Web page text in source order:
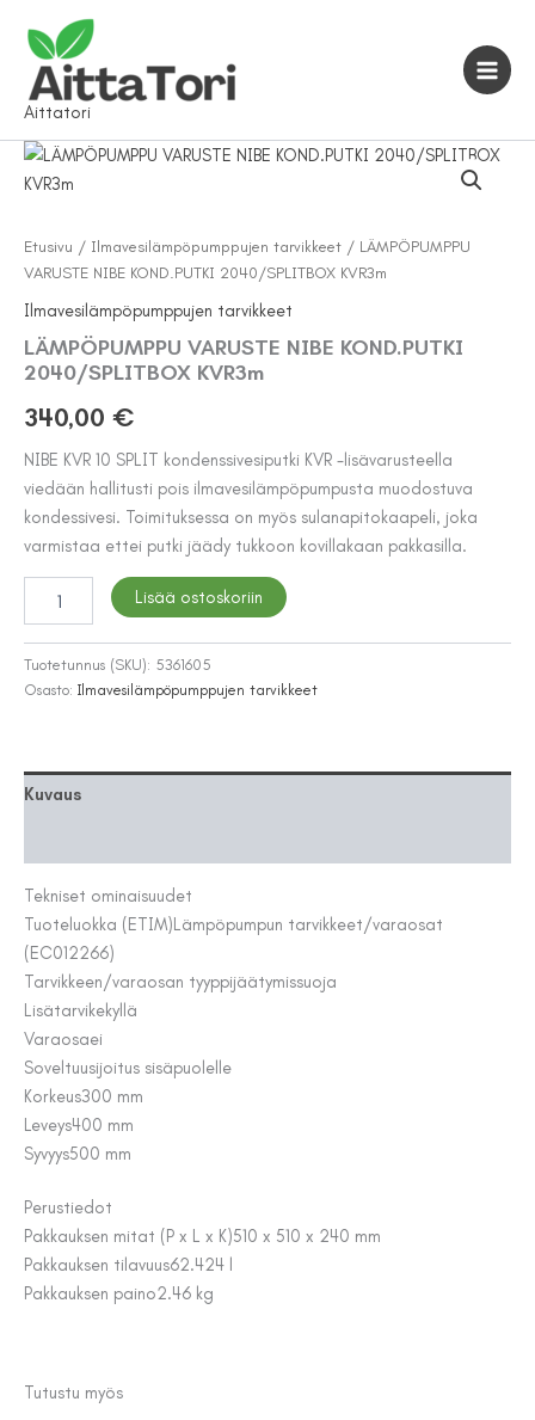
sisältöön
Aittatori
Etusivu / Ilmavesilämpöpumppujen tarvikkeet / LÄMPÖPUMPPU
VARUSTE NIBE KOND.PUTKI 2040/SPLITBOX KVR3m
Ilmavesilämpöpumppujen tarvikkeet
LÄMPÖPUMPPU VARUSTE NIBE KOND.PUTKI
2040/SPLITBOX KVR3m
340,00 €
NIBE KVR 10 SPLIT kondenssivesiputki KVR -lisävarusteella
viedään hallitusti pois ilmavesilämpöpumpusta muodostuva
kondessivesi. Toimituksessa on myös sulanapitokaapeli, joka
varmistaa ettei putki jäädy tukkoon kovillakaan pakkasilla.
LÄMPÖPUMPPU
VARUSTE
KOND.PUTKI
2040/SPLITBOX
Lisää ostoskoriin
Tuotetunnus (SKU): 5361605
Osasto: Ilmavesilämpöpumppujen tarvikkeet
Kuvaus
Tekniset ominaisuudet
Tuoteluokka (ETIM)Lämpöpumpun tarvikkeet/varaosat
(EC012266)
Tarvikkeen/varaosan tyyppijäätymissuoja
Lisätarvikekyllä
Varaosaei
Soveltuusijoitus sisäpuolelle
Korkeus300 mm
Leveys400 mm
Syvyys500 mm
Perustiedot
Pakkauksen mitat (P x L x K)510 x 510 x 240 mm
Pakkauksen tilavuus62.424 l
Pakkauksen paino2.46 kg
Tutustu myös